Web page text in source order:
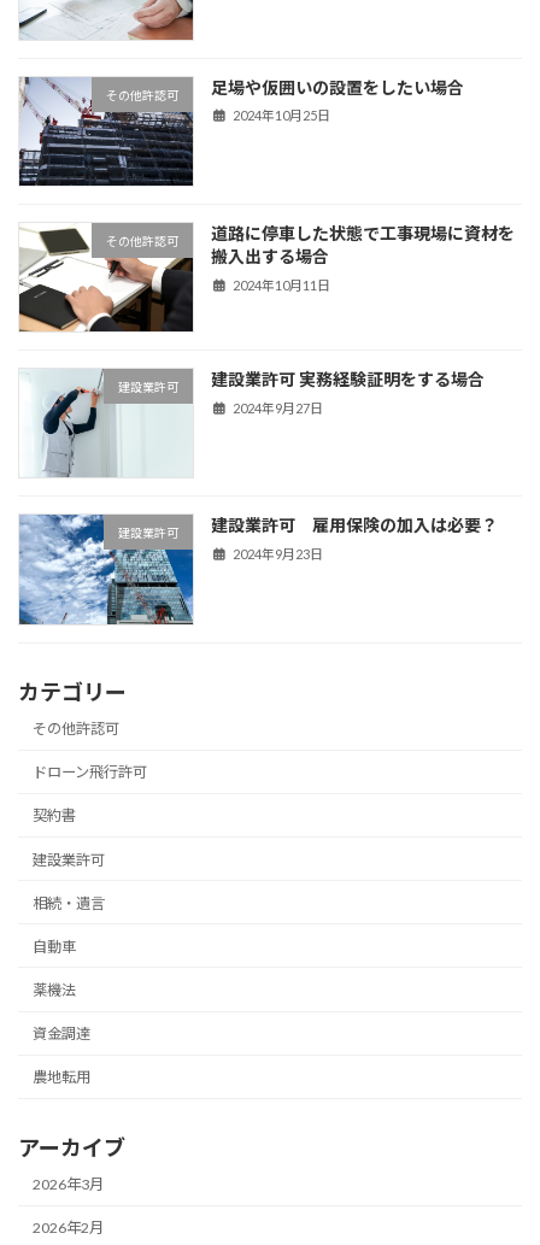
その他許認可 足場や仮囲いの設置をしたい場合
2024年10月25日
その他許認可
道路に停車した状態で工事現場に資材を
搬入出する場合
2024年10月11日
建設業許可 建設業許可 実務経験証明をする場合
2024年9月27日
建設業許可 建設業許可 雇用保険の加入は必要？
2024年9月23日
カテゴリー
その他許認可
ドローン飛行許可
契約書
建設業許可
相続・遺言
自動車
薬機法
資金調達
農地転用
アーカイブ
2026年3月
2026年2月